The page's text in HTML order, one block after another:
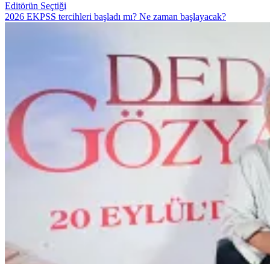
Editörün Seçtiği
2026 EKPSS tercihleri başladı mı? Ne zaman başlayacak?